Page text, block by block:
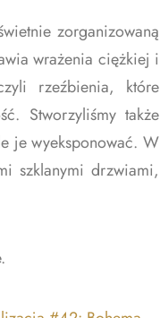
zorganizowaną
wrażenia ciężkiej i
rzeźbienia, które
Stworzyliśmy także
je wyeksponować. W
szklanymi drzwiami,